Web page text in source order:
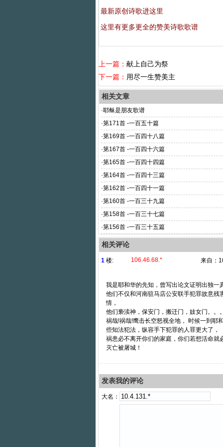
最新原创诗歌进这里
这里有更多更全的赞美诗歌歌谱
上一篇： 献上自己为祭
下一篇： 用尽一生赞美主
相关文章
·耶稣是朋友歌谱
·第171首 -一百五十篇
·第169首 -一百四十八篇
·第167首 -一百四十六篇
·第165首 -一百四十四篇
·第164首 -一百四十三篇
·第162首 -一百四十一篇
·第160首 -一百三十九篇
·第158首 -一百三十七篇
·第156首 -一百三十五篇
相关评论
1 楼: 106.46.68.* 来自：
我是耶和华的先知，曾写出论文证明出独
他们不仅和河南驻马店公安联手犯罪故意
情，
他们亵渎神，保安门，搬迁门，妓女门。。
祸哉!祸哉!鹰击长空怒视全地， 时候一到耶
些知法犯法，纵容手下犯罪的人罪更大了，
祸患必不离开你们的家庭，你们若想活命
灭亡被屠城！
发表我的评论
大名：